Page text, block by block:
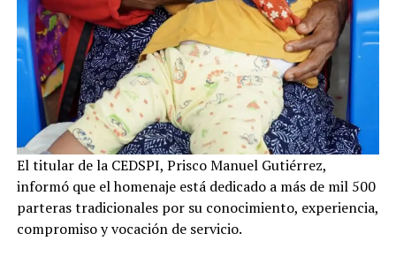
El titular de la CEDSPI, Prisco Manuel Gutiérrez,
informó que el homenaje está dedicado a más de mil 500
parteras tradicionales por su conocimiento, experiencia,
compromiso y vocación de servicio.